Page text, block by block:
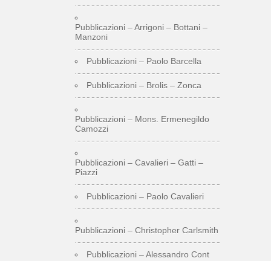
Pubblicazioni – Arrigoni – Bottani –
Manzoni
Pubblicazioni – Paolo Barcella
Pubblicazioni – Brolis – Zonca
Pubblicazioni – Mons. Ermenegildo
Camozzi
Pubblicazioni – Cavalieri – Gatti –
Piazzi
Pubblicazioni – Paolo Cavalieri
Pubblicazioni – Christopher Carlsmith
Pubblicazioni – Alessandro Cont